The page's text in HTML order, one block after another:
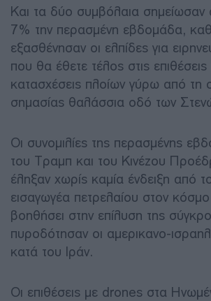
Και τα δύο συμβόλαια
7% την περασμένη εβδομάδα,
εξασθένησαν οι ελπίδες για
που θα έθετε τέλος στις επιθέσεις
κατασχέσεις πλοίων γύρω από τη
σημασίας θαλάσσια οδό των
Οι συνομιλίες της περασμένης
του Τραμπ και του Κινέζου
έληξαν χωρίς καμία ένδειξη από
εισαγωγέα πετρελαίου στον
βοηθήσει στην επίλυση της
πυροδότησαν οι αμερικανο-
κατά του Ιράν.
Οι επιθέσεις με drones στα